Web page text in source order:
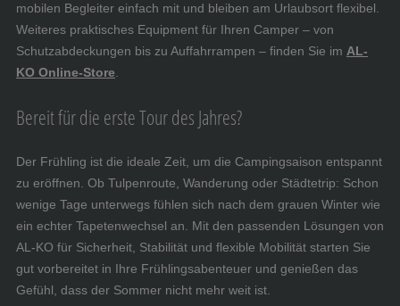
mobilen Begleiter einfach mit und bleiben am Urlaubsort flexibel.
Weiteres praktisches Equipment für Ihren Camper – von
Schutzabdeckungen bis zu Auffahrrampen – finden Sie im AL-
KO Online-Store.
Bereit für die erste Tour des Jahres?
Der Frühling ist die ideale Zeit, um die Campingsaison entspannt
zu eröffnen. Ob Tulpenroute, Wanderung oder Städtetrip: Schon
wenige Tage unterwegs fühlen sich nach dem grauen Winter wie
ein echter Tapetenwechsel an. Mit den passenden Lösungen von
AL-KO für Sicherheit, Stabilität und flexible Mobilität starten Sie
gut vorbereitet in Ihre Frühlingsabenteuer und genießen das
Gefühl, dass der Sommer nicht mehr weit ist.